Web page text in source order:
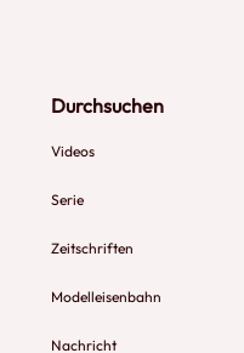
Durchsuchen
Videos
Serie
Zeitschriften
Modelleisenbahn
Nachricht